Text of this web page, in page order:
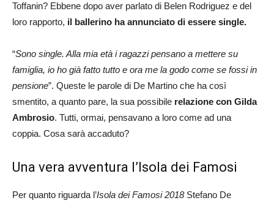
Toffanin? Ebbene dopo aver parlato di Belen Rodriguez e del
loro rapporto, il ballerino ha annunciato di essere single.
“Sono single. Alla mia età i ragazzi pensano a mettere su
famiglia, io ho già fatto tutto e ora me la godo come se fossi in
pensione”. Queste le parole di De Martino che ha così
smentito, a quanto pare, la sua possibile relazione con Gilda
Ambrosio. Tutti, ormai, pensavano a loro come ad una
coppia. Cosa sarà accaduto?
Una vera avventura l’Isola dei Famosi
Per quanto riguarda l’Isola dei Famosi 2018Stefano De